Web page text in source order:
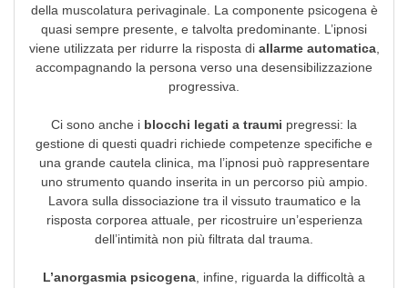
della muscolatura perivaginale. La componente psicogena è
quasi sempre presente, e talvolta predominante. L’ipnosi
viene utilizzata per ridurre la risposta di allarme automatica,
accompagnando la persona verso una desensibilizzazione
progressiva.
Ci sono anche i blocchi legati a traumi pregressi: la
gestione di questi quadri richiede competenze specifiche e
una grande cautela clinica, ma l’ipnosi può rappresentare
uno strumento quando inserita in un percorso più ampio.
Lavora sulla dissociazione tra il vissuto traumatico e la
risposta corporea attuale, per ricostruire un’esperienza
dell’intimità non più filtrata dal trauma.
L’anorgasmia psicogena , infine, riguarda la difficoltà a